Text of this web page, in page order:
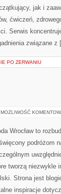
jak i
ćwiczeń,
Serwis
związane z
PO ZERWANIU
MOŻLIWOŚĆ
Wrocław to
podróżom
tworzą niezwykle
Strona jest
inspiracje